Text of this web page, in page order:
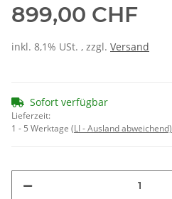
899,00 CHF
inkl. 8,1% USt. , zzgl. Versand
Sofort verfügbar
Lieferzeit:
1 - 5 Werktage (LI - Ausland abweichend)